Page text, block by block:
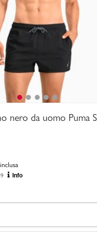
Bambino
Valigie
nero da uomo Puma
Info